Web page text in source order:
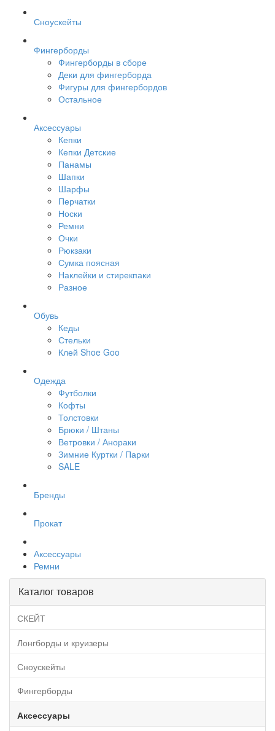
Сноускейты
Фингерборды
Фингерборды в сборе
Деки для фингерборда
Фигуры для фингербордов
Остальное
Аксессуары
Кепки
Кепки Детские
Панамы
Шапки
Шарфы
Перчатки
Носки
Ремни
Очки
Рюкзаки
Сумка поясная
Наклейки и стирекпаки
Разное
Обувь
Кеды
Стельки
Клей Shoe Goo
Одежда
Футболки
Кофты
Толстовки
Брюки / Штаны
Ветровки / Анораки
Зимние Куртки / Парки
SALE
Бренды
Прокат
Аксессуары
Ремни
Каталог товаров
СКЕЙТ
Лонгборды и круизеры
Сноускейты
Фингерборды
Аксессуары